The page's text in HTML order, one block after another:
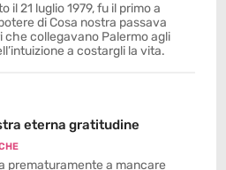
il 21 luglio 1979, fu il primo a
di Cosa nostra passava
che collegavano Palermo agli
a costargli la vita.
eterna gratitudine
prematuramente a mancare